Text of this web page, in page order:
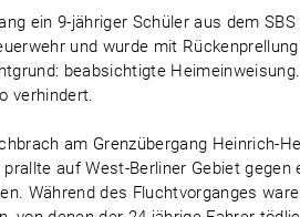
ein 9-jähriger Schüler aus dem
und wurde mit
beabsichtigte
verhindert.
am Grenzübergang Heinrich-
auf West-Berliner Gebiet
Während des Fluchtvorganges